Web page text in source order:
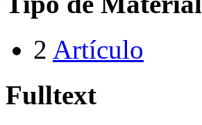
2 Artículo
Fulltext